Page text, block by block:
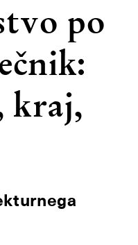
po
kraj,